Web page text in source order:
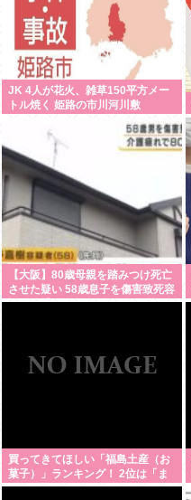
JK 4人が花火、雑草150平方メー
トル焼く 姫路の市川河川敷
【大阪】80歳母親を踏みつけ死亡
させた疑い 58歳息子を傷害致死容
疑で逮捕 13~14年前から2人暮ら
買ってきてほしい「福島土産（お
菓子）」ランキング！ 2位は「ま
まどおる（三万石）」、1位は？